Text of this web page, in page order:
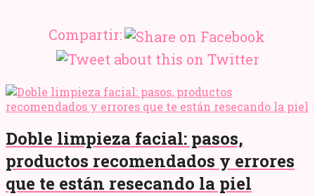
Compartir:
Doble limpieza facial: pasos,
productos recomendados y errores
que te están resecando la piel